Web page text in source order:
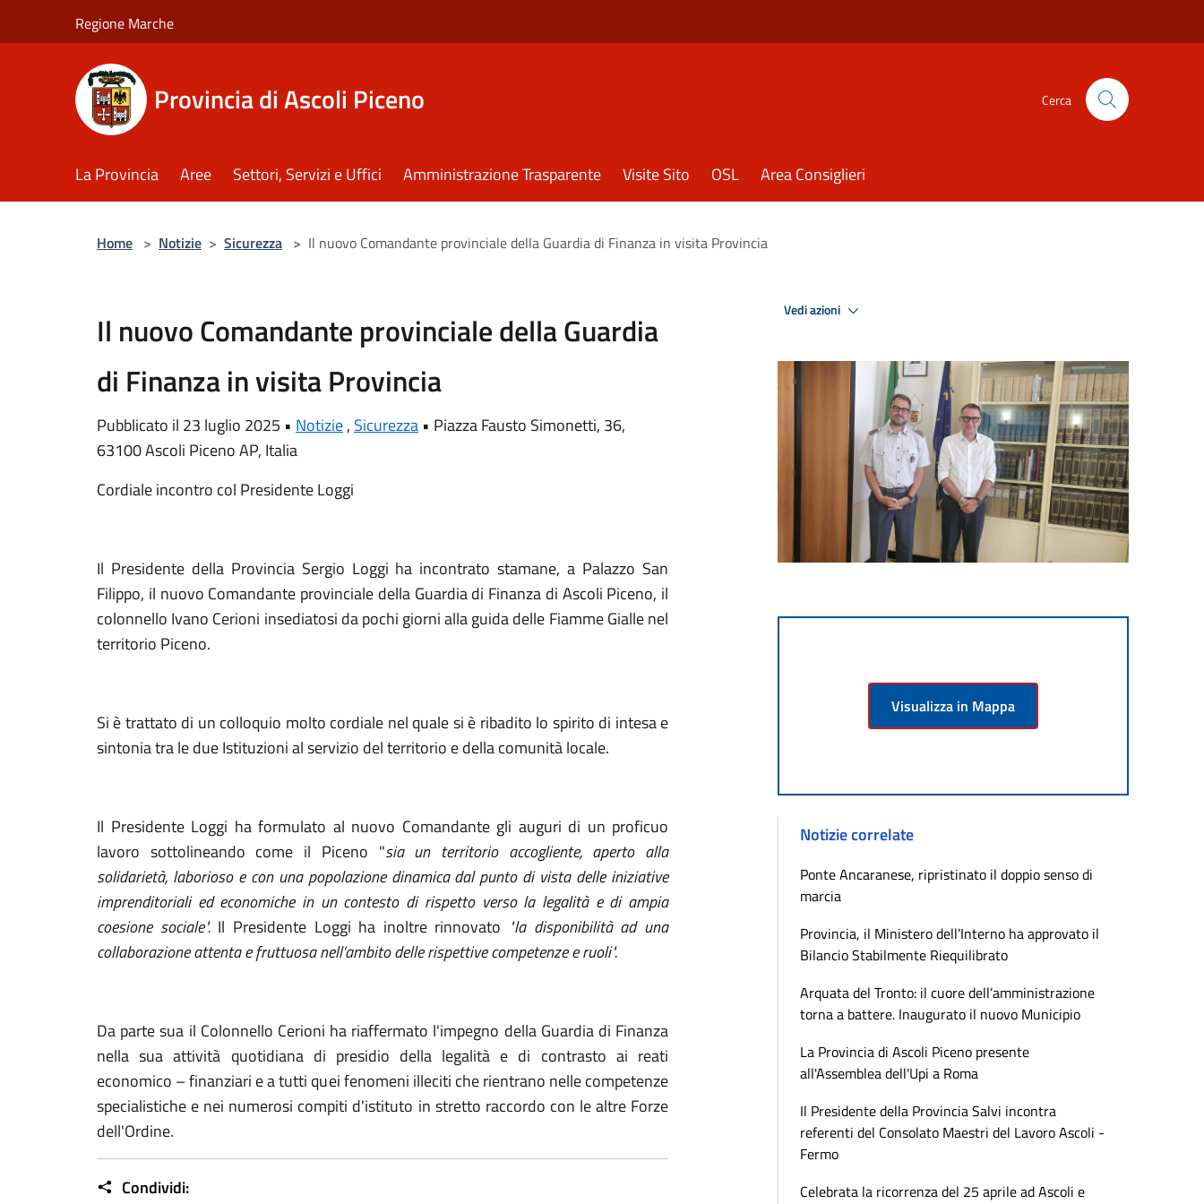
Regione Marche
Provincia di Ascoli Piceno Cerca
La Provincia Aree Settori, Servizi e Uffici Amministrazione Trasparente Visite Sito OSL Area Consiglieri
Home > Notizie > Sicurezza > Il nuovo Comandante provinciale della Guardia di Finanza in visita Provincia
Il nuovo Comandante provinciale della Guardia
di Finanza in visita Provincia
Pubblicato il 23 luglio 2025 • Notizie, Sicurezza • Piazza Fausto Simonetti, 36,
63100 Ascoli Piceno AP, Italia
Cordiale incontro col Presidente Loggi
Il Presidente della Provincia Sergio Loggi ha incontrato stamane, a Palazzo San
Filippo, il nuovo Comandante provinciale della Guardia di Finanza di Ascoli Piceno, il
colonnello Ivano Cerioni insediatosi da pochi giorni alla guida delle Fiamme Gialle nel
territorio Piceno.
Si è trattato di un colloquio molto cordiale nel quale si è ribadito lo spirito di intesa e
sintonia tra le due Istituzioni al servizio del territorio e della comunità locale.
Il Presidente Loggi ha formulato al nuovo Comandante gli auguri di un proficuo
lavoro sottolineando come il Piceno "sia un territorio accogliente, aperto alla
solidarietà, laborioso e con una popolazione dinamica dal punto di vista delle iniziative
imprenditoriali ed economiche in un contesto di rispetto verso la legalità e di ampia
coesione sociale". Il Presidente Loggi ha inoltre rinnovato "la disponibilità ad una
collaborazione attenta e fruttuosa nell’ambito delle rispettive competenze e ruoli".
Da parte sua il Colonnello Cerioni ha riaffermato l'impegno della Guardia di Finanza
nella sua attività quotidiana di presidio della legalità e di contrasto ai reati
economico – finanziari e a tutti quei fenomeni illeciti che rientrano nelle competenze
specialistiche e nei numerosi compiti d'istituto in stretto raccordo con le altre Forze
dell'Ordine.
Condividi:
Vedi azioni
Visualizza in Mappa
Notizie correlate
Ponte Ancaranese, ripristinato il doppio senso di
marcia
Provincia, il Ministero dell’Interno ha approvato il
Bilancio Stabilmente Riequilibrato
Arquata del Tronto: il cuore dell’amministrazione
torna a battere. Inaugurato il nuovo Municipio
La Provincia di Ascoli Piceno presente
all'Assemblea dell'Upi a Roma
Il Presidente della Provincia Salvi incontra
referenti del Consolato Maestri del Lavoro Ascoli -
Fermo
Celebrata la ricorrenza del 25 aprile ad Ascoli e